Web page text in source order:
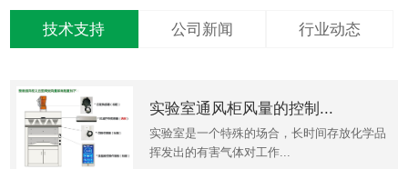
技术支持 公司新闻 行业动态
实验室通风柜风量的控制...
实验室是一个特殊的场合，长时间存放化学品
挥发出的有害气体对工作...